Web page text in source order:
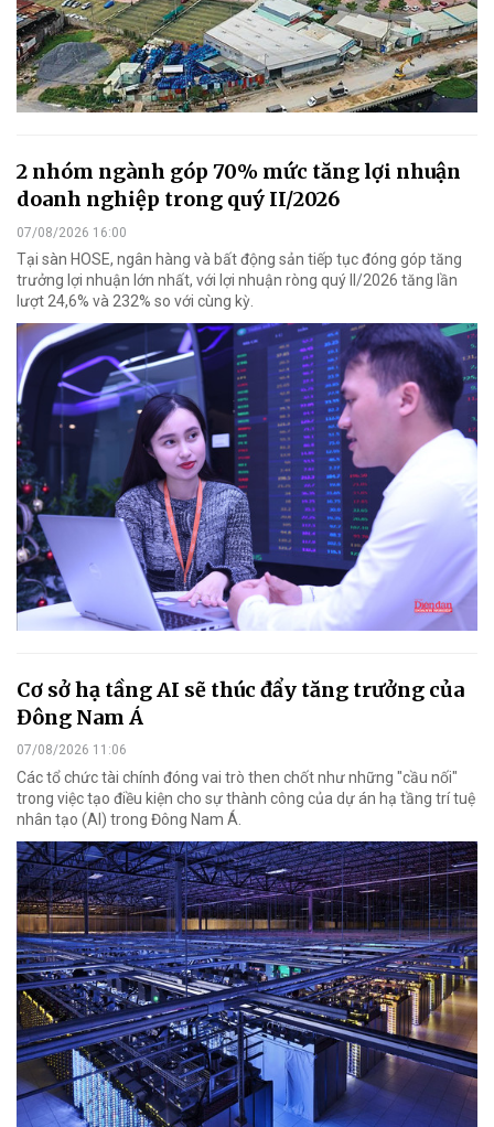
2 nhóm ngành góp 70% mức tăng lợi nhuận
doanh nghiệp trong quý II/2026
07/08/2026 16:00
Tại sàn HOSE, ngân hàng và bất động sản tiếp tục đóng góp tăng
trưởng lợi nhuận lớn nhất, với lợi nhuận ròng quý II/2026 tăng lần
lượt 24,6% và 232% so với cùng kỳ.
Cơ sở hạ tầng AI sẽ thúc đẩy tăng trưởng của
Đông Nam Á
07/08/2026 11:06
Các tổ chức tài chính đóng vai trò then chốt như những "cầu nối"
trong việc tạo điều kiện cho sự thành công của dự án hạ tầng trí tuệ
nhân tạo (AI) trong Đông Nam Á.